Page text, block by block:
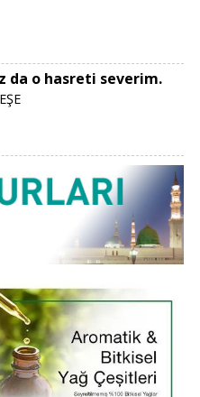
da o hasreti severim.